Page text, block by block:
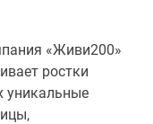
«Живи200»
ростки
уникальные